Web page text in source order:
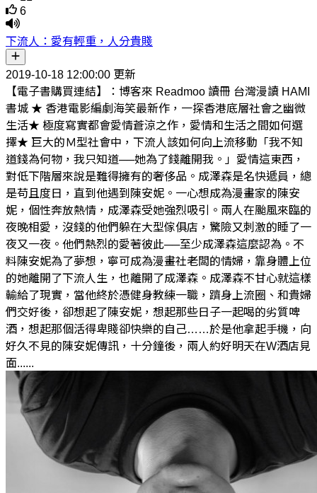
6
下流人：愛有輕重，人分貴賤
2019-10-18 12:00:00 更新
【電子書購買連結】：博客來 Readmoo 讀冊 台灣漫讀 HAMI
書城 ★ 香港電影編劇海笑最新作，一探香港底層社會之幽微
生活★ 極度寫實都會愛情蒼涼之作，愛情和生活之間如何選
擇★ 巨大的Ｍ型社會中，下流人該如何向上流移動「我不知
道錢為何物，我只知道──她為了錢離開我。」愛情這東西，
對低下階層來說是難得擁有的奢侈品。成澤森是名快遞員，總
是苟且度日，直到他遇到陳安妮。一心想成為漫畫家的陳安
妮，個性奔放熱情，成澤森受她強烈吸引。兩人在颱風來臨的
夜晚相愛，沒錢的他們躲在大型傢俱店，驚險又刺激的睡了一
夜又一夜。他們熱烈的愛著彼此──至少成澤森這麼認為。不
料陳安妮為了夢想，寧可成為漫畫社老闆的情婦，靠身體上位
的她離開了下流人生，也離開了成澤森。成澤森不甘心就這樣
輸給了現實，當他終於憑健身教練一職，躋身上流圈、和貴婦
們交好後，卻想起了陳安妮，想起那些日子一起喝的劣質啤
酒，想起那個活得卑賤卻快樂的自己……於是他拿起手機，向
好久不見的陳安妮傳訊，十分鐘後，兩人約好明天在W酒店見
面......